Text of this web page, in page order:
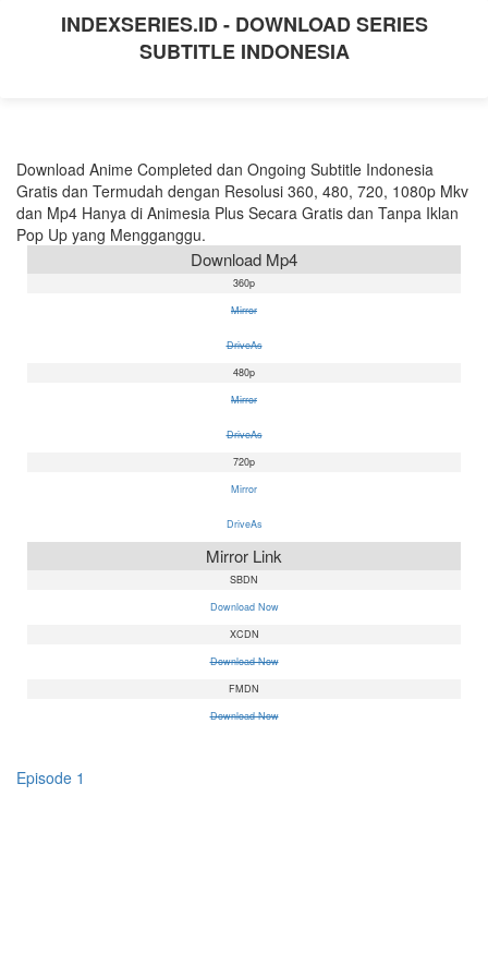
INDEXSERIES.ID - DOWNLOAD SERIES
SUBTITLE INDONESIA
Download Anime Completed dan Ongoing Subtitle Indonesia
Gratis dan Termudah dengan Resolusi 360, 480, 720, 1080p Mkv
dan Mp4 Hanya di Animesia Plus Secara Gratis dan Tanpa Iklan
Pop Up yang Mengganggu.
Download Mp4
360p
Mirror
DriveAs
480p
Mirror
DriveAs
720p
Mirror
DriveAs
Mirror Link
SBDN
Download Now
XCDN
Download Now
FMDN
Download Now
Episode 1